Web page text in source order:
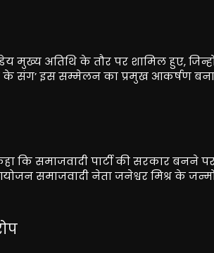
अतिथि के तौर पर शामिल हुए,
इस सम्मेलन का प्रमुख आकर्षण बना।
समाजवादी पार्टी की सरकार बनने
समाजवादी नेता जनेश्वर मिश्र के